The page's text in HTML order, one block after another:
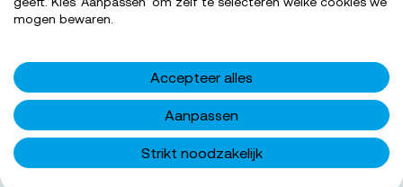
SOLLICITEER NU
cookie instellingen
video's bekijken
mogen bewaren.
Accepteer alles
Aanpassen
Strikt noodzakelijk